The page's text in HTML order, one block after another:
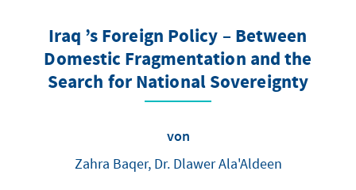
Iraq ’s Foreign Policy – Between
Domestic Fragmentation and the
Search for National Sovereignty
von
Zahra Baqer, Dr. Dlawer Ala'Aldeen